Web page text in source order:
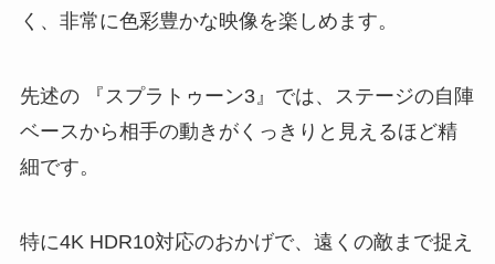
く、非常に色彩豊かな映像を楽しめます。
先述の 『スプラトゥーン3』では、ステージの自陣
ベースから相手の動きがくっきりと見えるほど精
細です。
特に4K HDR10対応のおかげで、遠くの敵まで捉え